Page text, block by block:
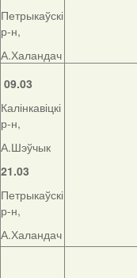
Петрыкаўскі
р-н,
А.Халандач
09.03
Калінкавіцкі
р-н,
А.Шэўчык
21.03
Петрыкаўскі
р-н,
А.Халандач